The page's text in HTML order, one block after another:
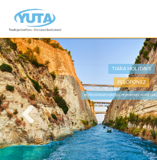
TIARA HOLIDAYS
PELOPONEZ
HOTELI NA PLAŽI U GRČKOJ, PELPOPONEZ, HOTEL